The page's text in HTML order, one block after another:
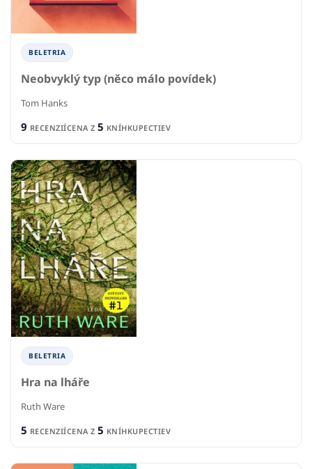
BELETRIA
Neobvyklý typ (něco málo povídek)
Tom Hanks
9 RECENZIÍCENA Z 5 KNÍHKUPECTIEV
BELETRIA
Hra na lháře
Ruth Ware
5 RECENZIÍCENA Z 5 KNÍHKUPECTIEV